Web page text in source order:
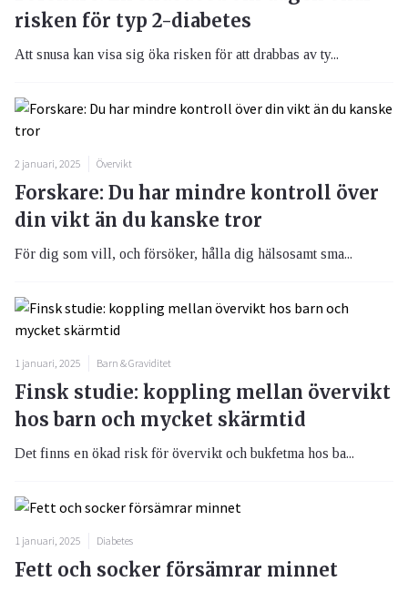
risken för typ 2-diabetes
Att snusa kan visa sig öka risken för att drabbas av ty...
2 januari, 2025 Övervikt
Forskare: Du har mindre kontroll över
din vikt än du kanske tror
För dig som vill, och försöker, hålla dig hälsosamt sma...
1 januari, 2025 Barn & Graviditet
Finsk studie: koppling mellan övervikt
hos barn och mycket skärmtid
Det finns en ökad risk för övervikt och bukfetma hos ba...
1 januari, 2025 Diabetes
Fett och socker försämrar minnet